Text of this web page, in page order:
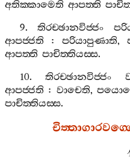
අතික‍්කාමෙති ආපත‍්ති
9.තිරච‍්ඡානවිජ‍්ජං
ආපජ‍්ජති : පරියාපුණාති,
ආපත‍්ති පාචිත‍්තියස‍්ස.
10.තිරච‍්ඡානවිජ‍්ජං
ආපජ‍්ජති : වාචෙති,
පාචිත‍්තියස‍්ස.